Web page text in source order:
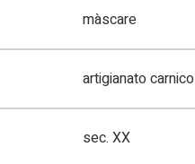
màscare
artigianato carnico
sec. XX